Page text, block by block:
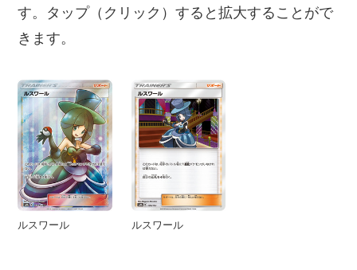
す。タップ（クリック）すると拡大することがで
きます。
ルスワール ルスワール